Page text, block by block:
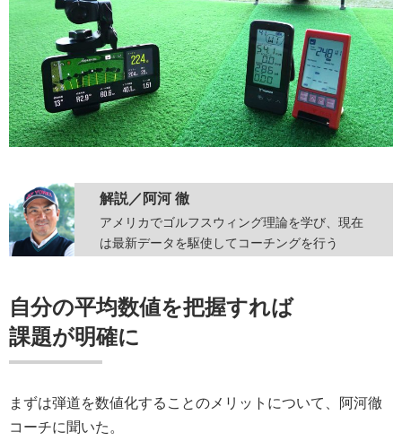
解説／阿河 徹
アメリカでゴルフスウィング理論を学び、現在
は最新データを駆使してコーチングを行う
自分の平均数値を把握すれば
課題が明確に
まずは弾道を数値化することのメリットについて、阿河徹
コーチに聞いた。